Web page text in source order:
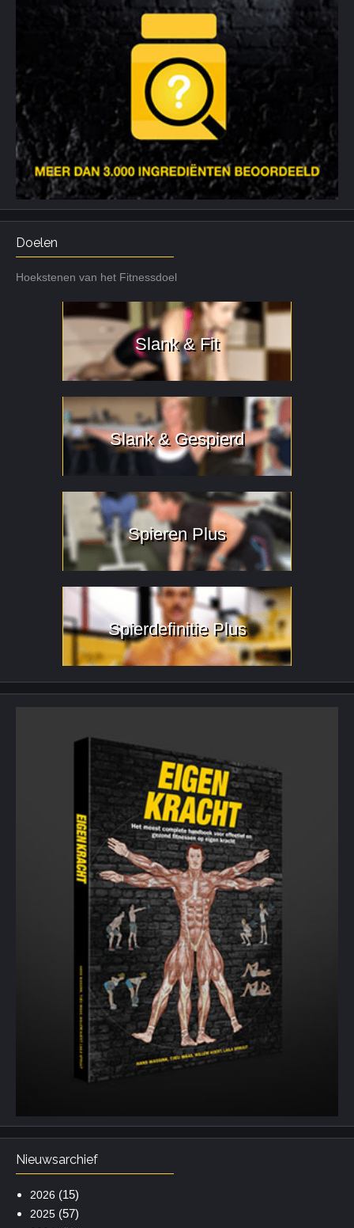
Doelen
Hoekstenen van het Fitnessdoel
Slank & Fit
Slank & Gespierd
Spieren Plus
Spierdefinitie Plus
Nieuwsarchief
2026 (15)
2025(57)